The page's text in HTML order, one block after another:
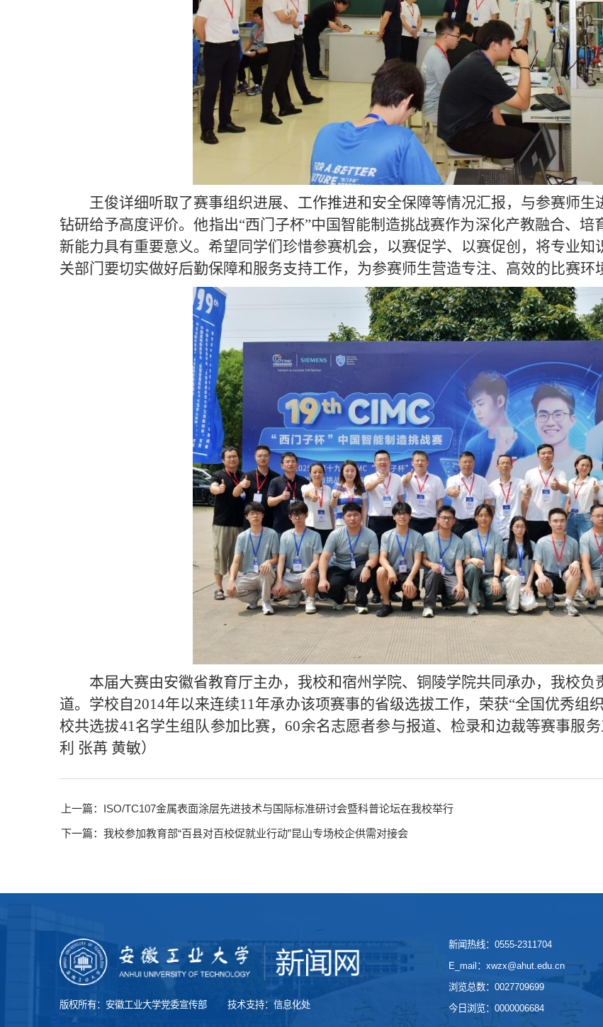
王俊详细听取了赛事组织进展、工作推进和安全保障等情况汇报，与参赛师
钻研给予高度评价。他指出“西门子杯”中国智能制造挑战赛作为深化产教融合、
新能力具有重要意义。希望同学们珍惜参赛机会，以赛促学、以赛促创，将专业
关部门要切实做好后勤保障和服务支持工作，为参赛师生营造专注、高效的比赛环
本届大赛由安徽省教育厅主办，我校和宿州学院、铜陵学院共同承办，我校
道。学校自2014年以来连续11年承办该项赛事的省级选拔工作，荣获“全国优秀组
校共选拔41名学生组队参加比赛，60余名志愿者参与报道、检录和边裁等赛事服
利 张苒 黄敏）
上一篇：ISO/TC107金属表面涂层先进技术与国际标准研讨会暨科普论坛在我校举行
下一篇：我校参加教育部“百县对百校促就业行动”昆山专场校企供需对接会
版权所有：安徽工业大学党委宣传部 技术支持：信息化处
新闻热线：0555-2311704
E_mail：xwzx@ahut.edu.cn
浏览总数： 0027709699
今日浏览： 0000006684